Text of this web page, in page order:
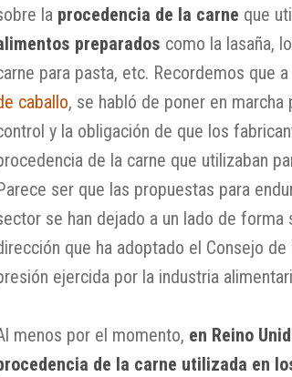
la procedencia de la carne que
preparados como la lasaña,
para pasta, etc. Recordemos que
caballo, se habló de poner en
y la obligación de que los
de la carne que utilizaban
ser que las propuestas para
se han dejado a un lado de forma
que ha adoptado el Consejo
ejercida por la industria
menos por el momento, en Reino
de la carne utilizada en